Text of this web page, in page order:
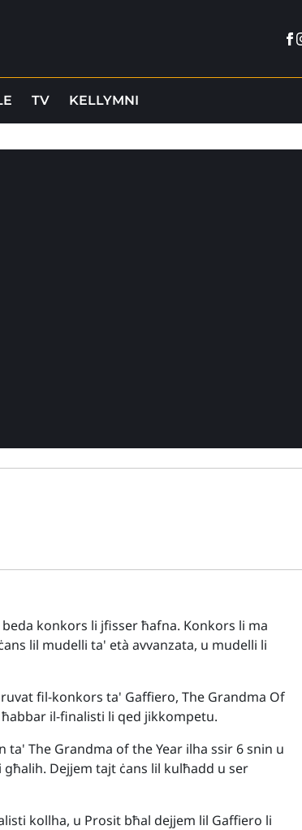
TV KELLYMNI
konkors li jfisser ħafna. Konkors li ma
lil mudelli ta' età avvanzata, u mudelli li
fil-konkors ta' Gaffiero, The Grandma Of
ħabbar il-finalisti li qed jikkompetu.
The Grandma of the Year ilha ssir 6 snin u
Dejjem tajt ċans lil kulħadd u ser
kollha, u Prosit bħal dejjem lil Gaffiero li